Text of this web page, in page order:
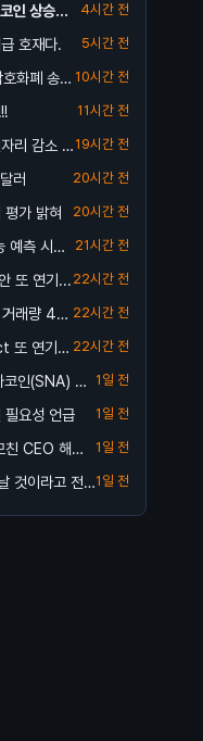
인 상승세
4시간 전
호재다. 5시간 전
화폐 송금 10시간 전
11시간 전
리 감소 발19시간 전
러 20시간 전
평가 밝혀 20시간 전
예측 시장
21시간 전
또 연기... 22시간 전
래량 4조 22시간 전
또 연기… 22시간 전
코인(SNA) 업
1일 전
필요성 언급 1일 전
친 CEO 해임
1일 전
것이라고 전
1일 전